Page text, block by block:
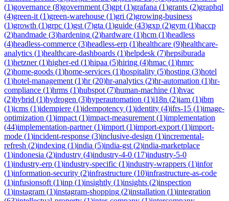
(1)governance (8)government (3)gpt (1)grafana (1)grants (2)graphql
(4)green-it (1)green-warehouse (1)gri (2)growing-business
(1)growth (1)grpc (1)gst (7)gta (1)guide (43)gxp (2)gym (1)haccp
(2)handmade (3)hardening (2)hardware (1)hcm (1)headless
(4)headless-commerce (3)headless-erp (1)healthcare (9)healthcare-
analytics (1)healthcare-dashboards (1)helpdesk (7)hepsiburada
(1)hetzner(1)higher-ed (1)hipaa (5)hiring (4)hmac (1)hmrc
(2)home-goods (1)home-services (1)hospitality (5)hosting (3)hotel
(1)hotel-management (1)hr(20)hr-analytics (2)hr-automation (1)hr-
compliance (1)hrms (1)hubspot (7)human-machine (1)hvac
(2)hybrid (1)hydrogen (3)hyperautomation (1)i18n (2)iam (1)ibm
(1)icms (1)idempiere (1)idempotency (1)identity (4)ifrs-15 (1)image-
optimization (1)impact (1)impact-measurement (1)implementation
(44)implementation-partner(1)import (1)import-export (1)import-
mode (1)incident-response (3)inclusive-design (1)incremental-
refresh (2)indexing (1)india (5)india-gst (2)india-marketplace
(1)indonesia (2)industry (4)industry-4-0 (17)industry-5-0
(1)industry-erp (1)industry-specific (1)industry-wrappers (1)infor
(1)information-security (2)infrastructure (10)infrastructure-as-code
(1)infusionsoft (1)inp (1)insightly (1)insights (2)inspection
(1)instagram (1)instagram-shopping (2)installation (1)integration